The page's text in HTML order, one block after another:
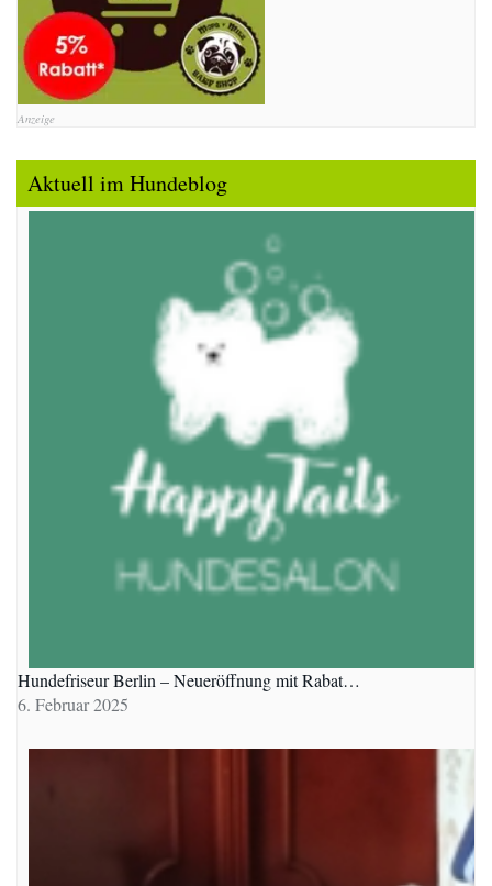
Anzeige
Aktuell im Hundeblog
Hundefriseur Berlin – Neueröffnung mit Rabat…
6. Februar 2025